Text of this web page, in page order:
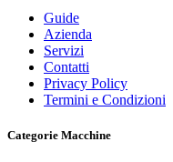
Guide
Azienda
Servizi
Contatti
Privacy Policy
Termini e Condizioni
Categorie Macchine